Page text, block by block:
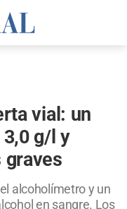
vial: un
g/l y
graves
alcoholímetro y un
en sangre. Los